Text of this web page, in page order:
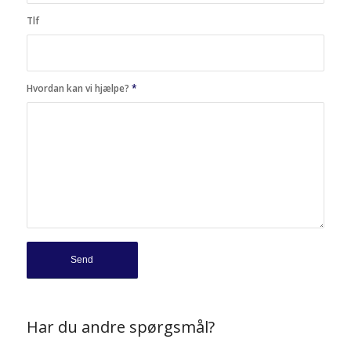
Tlf
Hvordan kan vi hjælpe? *
Har du andre spørgsmål?